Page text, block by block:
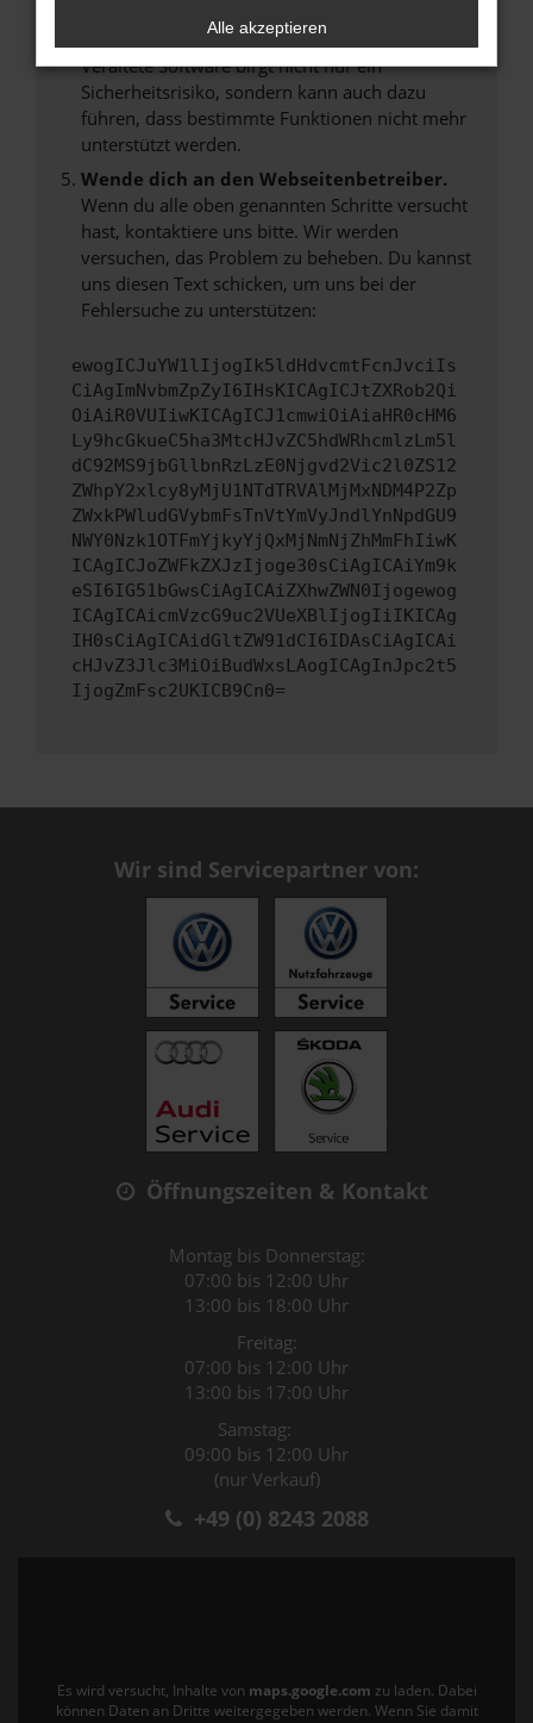
Veraltete Software birgt nicht nur ein
Sicherheitsrisiko, sondern kann auch dazu
führen, dass bestimmte Funktionen nicht mehr
unterstützt werden.
Wende dich an den Webseitenbetreiber.
Wenn du alle oben genannten Schritte versucht
hast, kontaktiere uns bitte. Wir werden
versuchen, das Problem zu beheben. Du kannst
uns diesen Text schicken, um uns bei der
Fehlersuche zu unterstützen:
ewogICJuYW1lIjogIk5ldHdvcmtFcnJvciIs
CiAgImNvbmZpZyI6IHsKICAgICJtZXRob2Qi
OiAiR0VUIiwKICAgICJ1cmwiOiAiaHR0cHM6
Ly9hcGkueC5ha3MtcHJvZC5hdWRhcmlzLm5l
dC92MS9jbGllbnRzLzE0Njgvd2Vic2l0ZS12
ZWhpY2xlcy8yMjU1NTdTRVAlMjMxNDM4P2Zp
ZWxkPWludGVybmFsTnVtYmVyJndlYnNpdGU9
NWY0Nzk1OTFmYjkyYjQxMjNmNjZhMmFhIiwK
ICAgICJoZWFkZXJzIjoge30sCiAgICAiYm9k
eSI6IG51bGwsCiAgICAiZXhwZWN0Ijogewog
ICAgICAicmVzcG9uc2VUeXBlIjogIiIKICAg
IH0sCiAgICAidGltZW91dCI6IDAsCiAgICAi
cHJvZ3Jlc3MiOiBudWxsLAogICAgInJpc2t5
IjogZmFsc2UKICB9Cn0=
Wir sind Servicepartner von:
Öffnungszeiten & Kontakt
Montag bis Donnerstag:
07:00 bis 12:00 Uhr
13:00 bis 18:00 Uhr
Freitag:
07:00 bis 12:00 Uhr
13:00 bis 17:00 Uhr
Samstag:
09:00 bis 12:00 Uhr
(nur Verkauf)
+49 (0) 8243 2088
Es wird versucht, Inhalte von maps.google.com zu laden. Dabei
können Daten an Dritte weitergegeben werden. Wenn Sie damit
Alle akzeptieren